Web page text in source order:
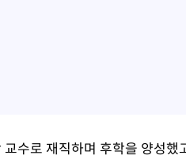
수로 재직하며 후학을 양성